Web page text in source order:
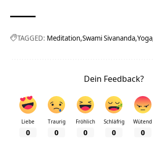
TAGGED: Meditation Swami Sivananda Yoga
Dein Feedback?
Liebe
0
Traurig
0
Fröhlich
0
Schläfrig
0
Wütend
0